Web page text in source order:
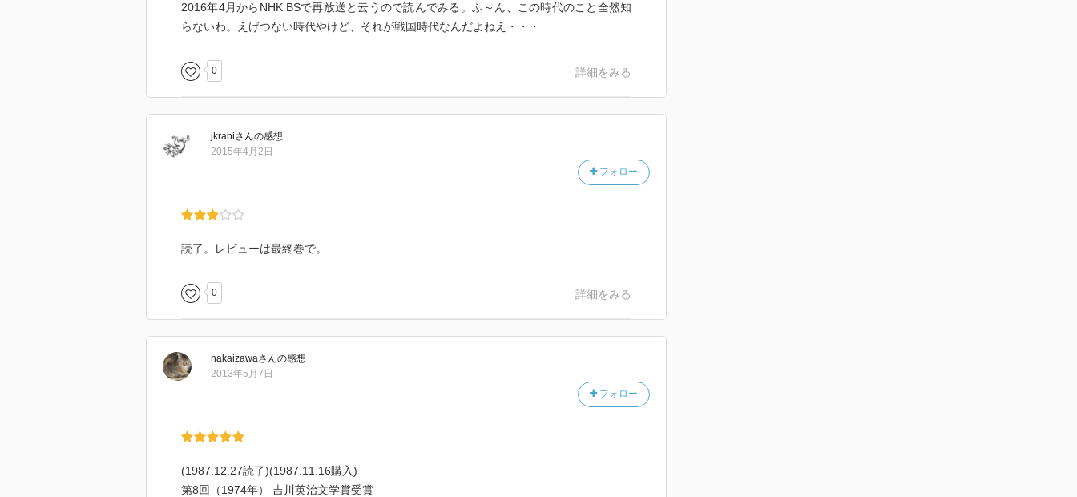
2016年4月からNHK BSで再放送と云うので読んでみる。ふ～ん、この時代のこと全然知
らないわ。えげつない時代やけど、それが戦国時代なんだよねえ・・・
0 詳細をみる
jkrabiさんの感想
フォロー
2015年4月2日
読了。レビューは最終巻で。
0 詳細をみる
nakaizawaさんの感想
フォロー
2013年5月7日
(1987.12.27読了)(1987.11.16購入)
第8回（1974年） 吉川英治文学賞受賞